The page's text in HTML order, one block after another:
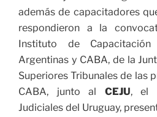
además de capacitadores
respondieron a la
Instituto de
Argentinas y CABA, de la
Superiores Tribunales de las
CABA, junto al CEJU, el
Judiciales del Uruguay,